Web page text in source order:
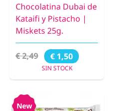
Chocolatina Dubai de
Kataifi y Pistacho |
Miskets 25g.
€ 2,49 € 1,50
SIN STOCK
New